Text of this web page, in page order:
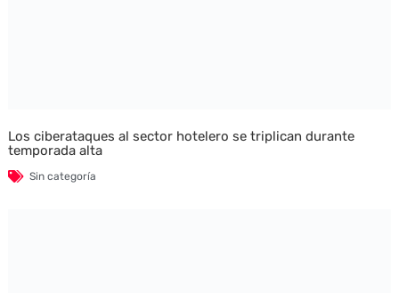
Los ciberataques al sector hotelero se triplican durante
temporada alta
Sin categoría